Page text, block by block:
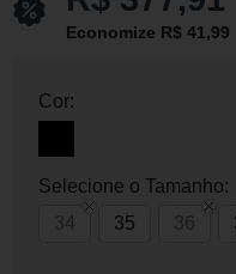
Economize R$ 41,99
Cor:
Selecione o Tamanho:
34
35 36